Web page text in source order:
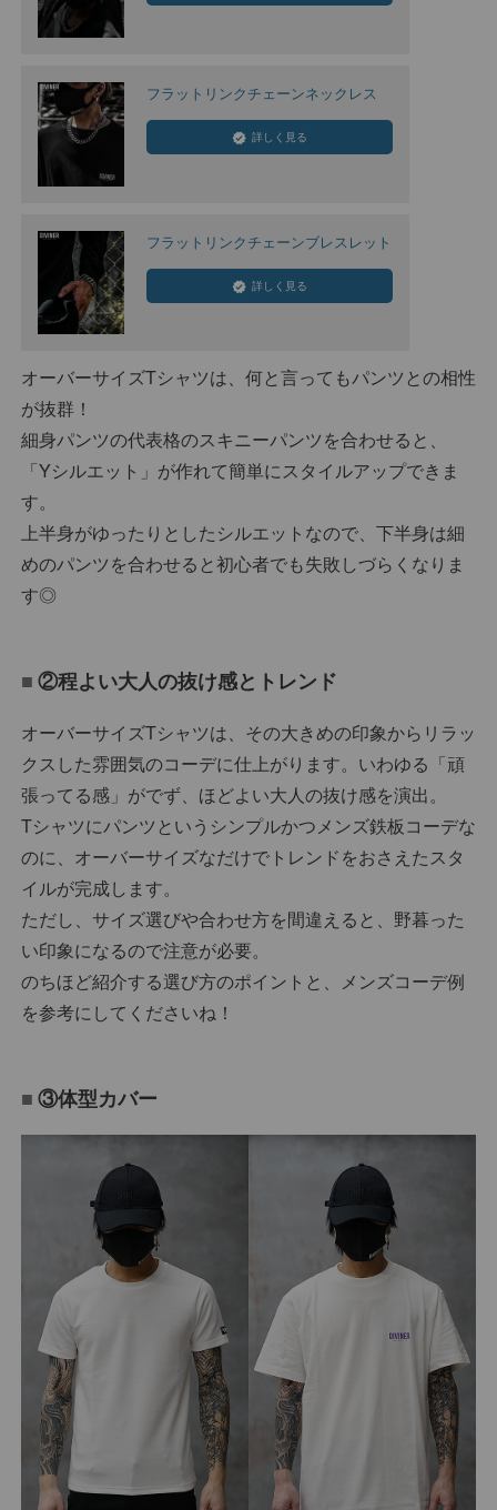
フラットリンクチェーンネックレス
詳しく見る
フラットリンクチェーンブレスレット
詳しく見る
オーバーサイズTシャツは、何と言ってもパンツとの相性
が抜群！
細身パンツの代表格のスキニーパンツを合わせると、
「Yシルエット」が作れて簡単にスタイルアップできま
す。
上半身がゆったりとしたシルエットなので、下半身は細
めのパンツを合わせると初心者でも失敗しづらくなりま
す◎
②程よい大人の抜け感とトレンド
オーバーサイズTシャツは、その大きめの印象からリラッ
クスした雰囲気のコーデに仕上がります。いわゆる「頑
張ってる感」がでず、ほどよい大人の抜け感を演出。
Tシャツにパンツというシンプルかつメンズ鉄板コーデな
のに、オーバーサイズなだけでトレンドをおさえたスタ
イルが完成します。
ただし、サイズ選びや合わせ方を間違えると、野暮った
い印象になるので注意が必要。
のちほど紹介する選び方のポイントと、メンズコーデ例
を参考にしてくださいね！
③体型カバー